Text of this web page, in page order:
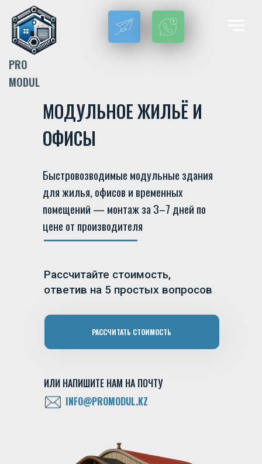
Быстровозводимые модульные здания
для жилья, офисов и временных
помещений — монтаж за 3–7 дней по
цене от производителя
МОДУЛЬНОЕ ЖИЛЬЁ И
ОФИСЫ
ИЛИ НАПИШИТЕ НАМ НА ПОЧТУ
РАССЧИТАТЬ СТОИМОСТЬ
INFO@PROMODUL.KZ
Рассчитайте стоимость,
ответив на 5 простых вопросов
PRO
MODUL